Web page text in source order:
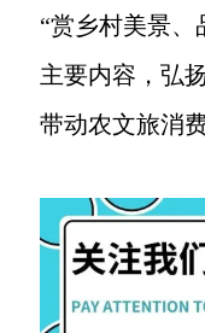
“赏乡村美景、
主要内容，弘
带动农文旅消费